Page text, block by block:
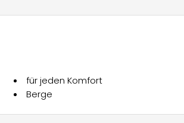
gerecht werden. Die Chalets sind
Küche mit Geschirrspüler, Kombi-
Dusche, separatem WC und ein Safe
machen das Chalet zu einer idealen
für jeden Komfort
Berge